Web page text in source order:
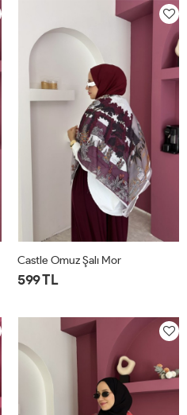
Castle Omuz Şalı Mor
599 TL